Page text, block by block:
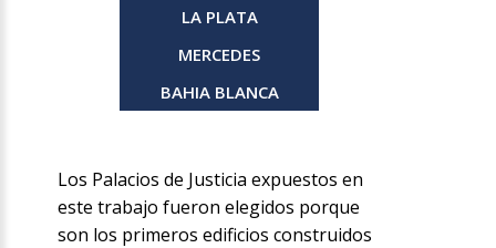
LA PLATA
MERCEDES
BAHIA BLANCA
Los Palacios de Justicia expuestos en
este trabajo fueron elegidos porque
son los primeros edificios construidos